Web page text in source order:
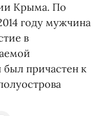
Крыма. По
году мужчина
в
причастен к